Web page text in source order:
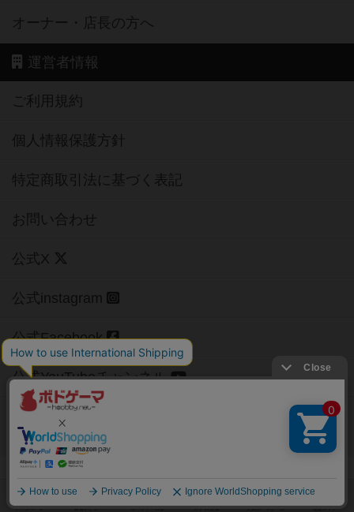
オーナー・店長の方へ
運営者情報
ご利用規約
個人情報保護方針
特定商取引法に基づく表記
お問い合わせ
公式X
公式instagram
公式Facebook
公式YouTubeチャンネル